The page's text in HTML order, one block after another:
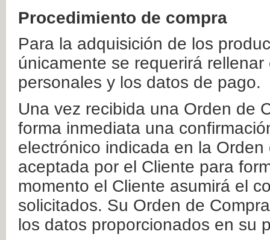
Procedimiento de compra
Para la adquisición de los
únicamente se requerirá
personales y los datos de pago.
Una vez recibida una Orden de
forma inmediata una
electrónico indicada en la
aceptada por el Cliente para
momento el Cliente asumirá el
solicitados. Su Orden de
los datos proporcionados en su